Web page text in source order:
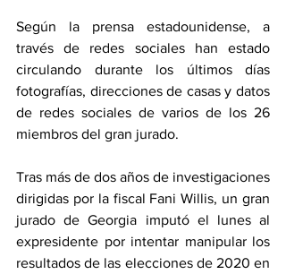
Según la prensa estadounidense, a
través de redes sociales han estado
circulando durante los últimos días
fotografías, direcciones de casas y datos
de redes sociales de varios de los 26
miembros del gran jurado.
Tras más de dos años de investigaciones
dirigidas por la fiscal Fani Willis, un gran
jurado de Georgia imputó el lunes al
expresidente por intentar manipular los
resultados de las elecciones de 2020 en